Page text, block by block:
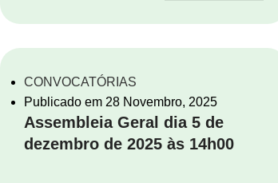
CONVOCATÓRIAS
Publicado em 28 Novembro, 2025
Assembleia Geral dia 5 de
dezembro de 2025 às 14h00